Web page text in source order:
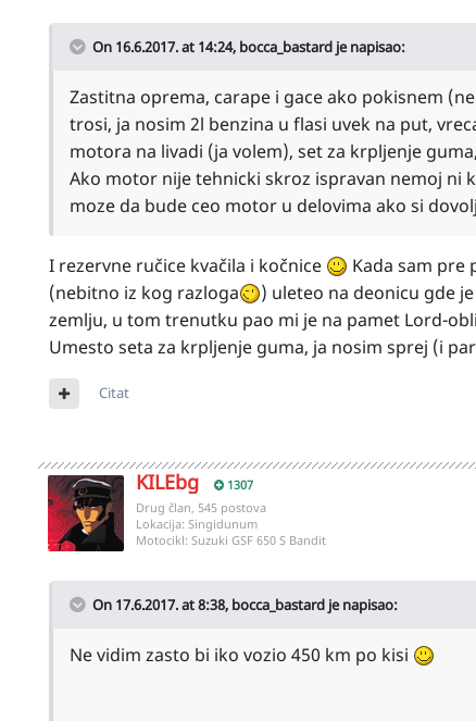
On 16.6.2017. at 14:24, bocca_bastard je napisao:
Zastitna oprema, carape i gace ako pokisnem
trosi, ja nosim 2l benzina u flasi uvek na put,
motora na livadi (ja volem), set za krpljenje
Ako motor nije tehnicki skroz ispravan nemoj ni
moze da bude ceo motor u delovima ako si
I rezervne ručice kvačila i kočnice
Kada sam pre
(nebitno iz kog razloga
) uleteo na deonicu gde
zemlju, u tom trenutku pao mi je na pamet Lord-
Umesto seta za krpljenje guma, ja nosim sprej (i
Citat
KILEbg 1307
Drug član, 545 postova
Lokacija: Singidunum
Motocikl: Suzuki GSF 650 S Bandit
On 17.6.2017. at 8:38, bocca_bastard je napisao:
Ne vidim zasto bi iko vozio 450 km po kisi